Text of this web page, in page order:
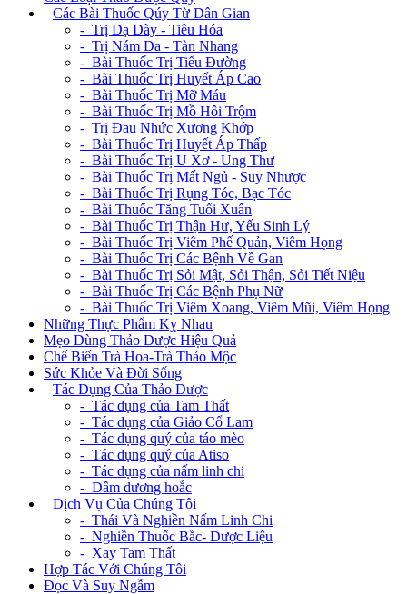
Các Bài Thuốc Qúy Từ Dân Gian
- Trị Dạ Dày - Tiêu Hóa
- Trị Nám Da - Tàn Nhang
- Bài Thuốc Trị Tiểu Đường
- Bài Thuốc Trị Huyết Áp Cao
- Bài Thuốc Trị Mỡ Máu
- Bài Thuốc Trị Mồ Hôi Trộm
- Trị Đau Nhức Xương Khớp
- Bài Thuốc Trị Huyết Áp Thấp
- Bài Thuốc Trị U Xơ - Ung Thư
- Bài Thuốc Trị Mất Ngủ - Suy Nhược
- Bài Thuốc Trị Rụng Tóc, Bạc Tóc
- Bài Thuốc Tăng Tuổi Xuân
- Bài Thuốc Trị Thận Hư, Yếu Sinh Lý
- Bài Thuốc Trị Viêm Phế Quản, Viêm Họng
- Bài Thuốc Trị Các Bệnh Về Gan
- Bài Thuốc Trị Sỏi Mật, Sỏi Thận, Sỏi Tiết Niệu
- Bài Thuốc Trị Các Bệnh Phụ Nữ
- Bài Thuốc Trị Viêm Xoang, Viêm Mũi, Viêm Họng
Những Thực Phẩm Kỵ Nhau
Mẹo Dùng Thảo Dược Hiệu Quả
Chế Biến Trà Hoa-Trà Thảo Mộc
Sức Khỏe Và Đời Sống
Tác Dụng Của Thảo Dược
- Tác dụng của Tam Thất
- Tác dụng của Giảo Cổ Lam
- Tác dụng quý của táo mèo
- Tác dụng quý của Atiso
- Tác dụng của nấm linh chi
- Dâm dương hoắc
Dịch Vụ Của Chúng Tôi
- Thái Và Nghiền Nấm Linh Chi
- Nghiền Thuốc Bắc- Dược Liệu
- Xay Tam Thất
Hợp Tác Với Chúng Tôi
Đọc Và Suy Ngẫm